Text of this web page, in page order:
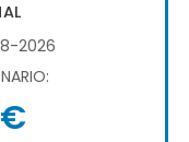
2026